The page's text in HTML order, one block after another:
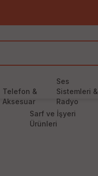
Telefon &
Aksesuar
Ses
Sistemleri &
Radyo
Sarf ve İşyeri
Ürünleri